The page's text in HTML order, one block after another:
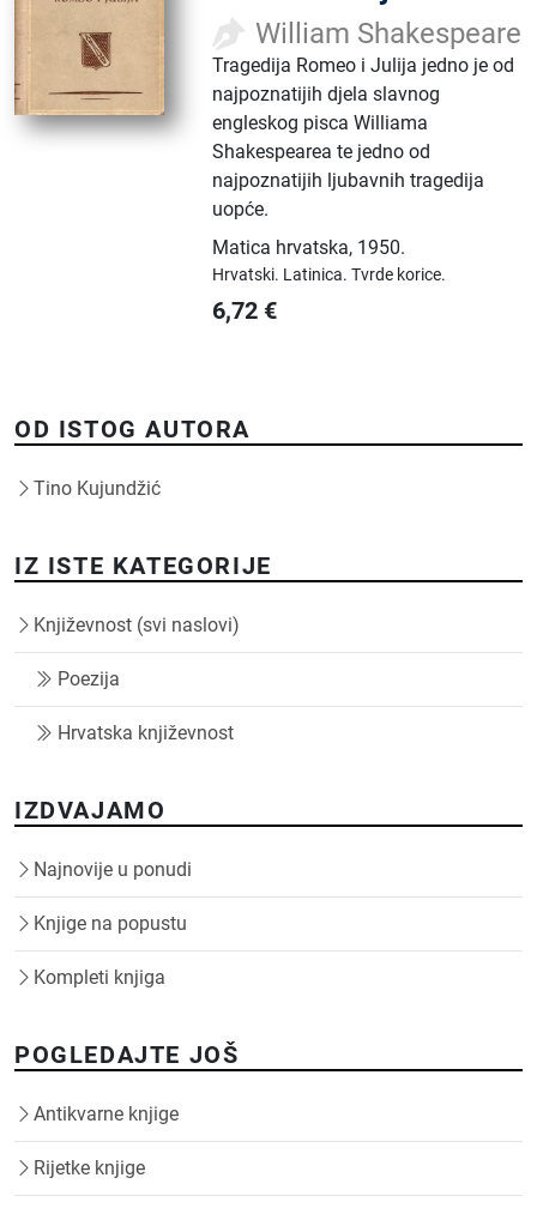
William Shakespeare
Tragedija Romeo i Julija jedno je od
najpoznatijih djela slavnog
engleskog pisca Williama
Shakespearea te jedno od
najpoznatijih ljubavnih tragedija
uopće.
Matica hrvatska, 1950.
Hrvatski. Latinica.Tvrde korice.
6,72 €
OD ISTOG AUTORA
Tino Kujundžić
IZ ISTE KATEGORIJE
Književnost (svi naslovi)
Poezija
Hrvatska književnost
IZDVAJAMO
Najnovije u ponudi
Knjige na popustu
Kompleti knjiga
POGLEDAJTE JOŠ
Antikvarne knjige
Rijetke knjige